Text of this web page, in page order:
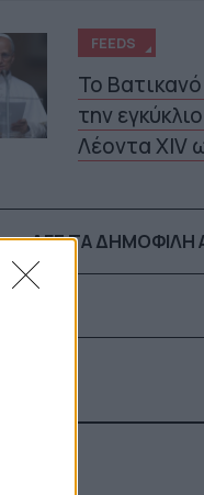
FEEDS
Το
την
Λέοντα XIV
ΔΕΣ ΤΑ ΔΗΜΟΦΙΛΉ